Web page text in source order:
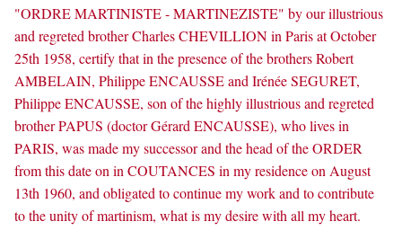
"ORDRE MARTINISTE - MARTINEZISTE" by our illustrious
and regreted brother Charles CHEVILLION in Paris at October
25th 1958, certify that in the presence of the brothers Robert
AMBELAIN, Philippe ENCAUSSE and Irénée SEGURET,
Philippe ENCAUSSE, son of the highly illustrious and regreted
brother PAPUS (doctor Gérard ENCAUSSE), who lives in
PARIS, was made my successor and the head of the ORDER
from this date on in COUTANCES in my residence on August
13th 1960, and obligated to continue my work and to contribute
to the unity of martinism, what is my desire with all my heart.